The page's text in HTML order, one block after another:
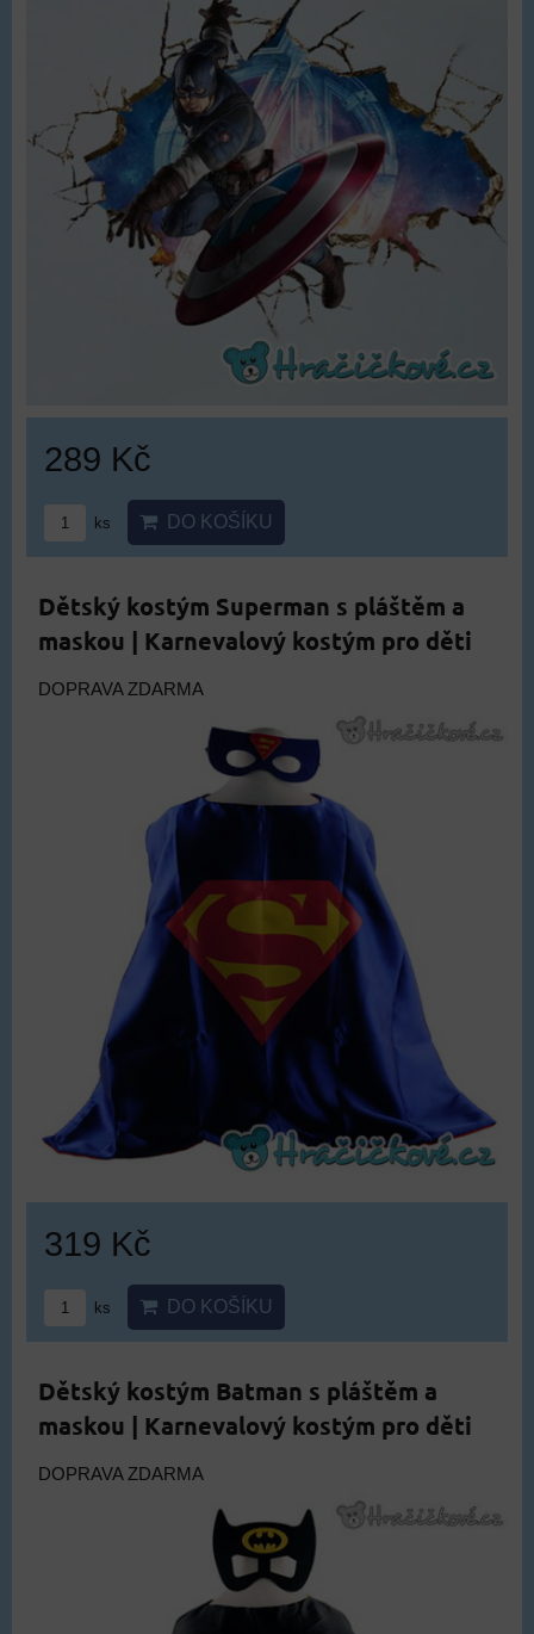
289 Kč
ks DO KOŠÍKU
Dětský kostým Superman s pláštěm a
maskou | Karnevalový kostým pro děti
DOPRAVA ZDARMA
319 Kč
ks DO KOŠÍKU
Dětský kostým Batman s pláštěm a
maskou | Karnevalový kostým pro děti
DOPRAVA ZDARMA